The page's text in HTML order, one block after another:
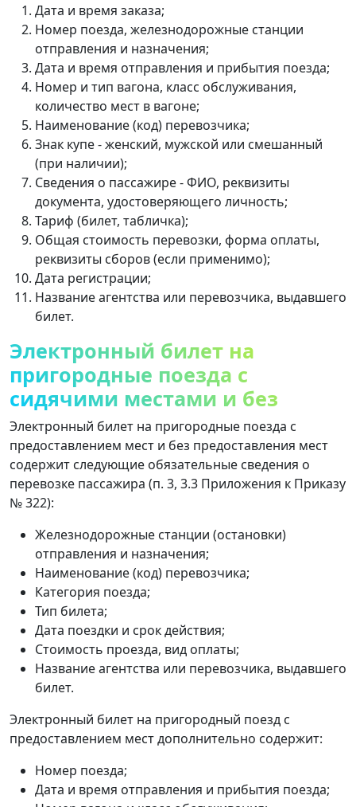
Дата и время заказа;
Номер поезда, железнодорожные станции
отправления и назначения;
Дата и время отправления и прибытия поезда;
Номер и тип вагона, класс обслуживания,
количество мест в вагоне;
Наименование (код) перевозчика;
Знак купе - женский, мужской или смешанный
(при наличии);
Сведения о пассажире - ФИО, реквизиты
документа, удостоверяющего личность;
Тариф (билет, табличка);
Общая стоимость перевозки, форма оплаты,
реквизиты сборов (если применимо);
Дата регистрации;
Название агентства или перевозчика, выдавшего
билет.
Электронный билет на
пригородные поезда с
сидячими местами и без
Электронный билет на пригородные поезда с
предоставлением мест и без предоставления мест
содержит следующие обязательные сведения о
перевозке пассажира (п. 3, 3.3 Приложения к Приказу
№ 322):
Железнодорожные станции (остановки)
отправления и назначения;
Наименование (код) перевозчика;
Категория поезда;
Тип билета;
Дата поездки и срок действия;
Стоимость проезда, вид оплаты;
Название агентства или перевозчика, выдавшего
билет.
Электронный билет на пригородный поезд с
предоставлением мест дополнительно содержит:
Номер поезда;
Дата и время отправления и прибытия поезда;